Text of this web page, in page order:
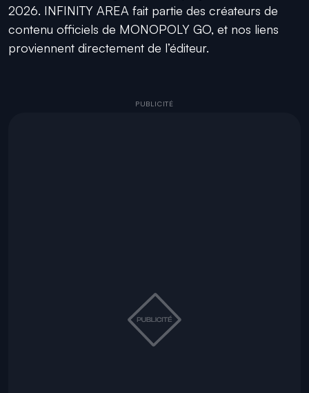
2026. INFINITY AREA fait partie des créateurs de
contenu officiels de MONOPOLY GO, et nos liens
proviennent directement de l’éditeur.